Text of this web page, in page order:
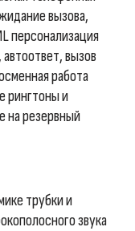
вызова,
персонализация
вызов
работа
рингтоны и
на резервный
трубки и
звука